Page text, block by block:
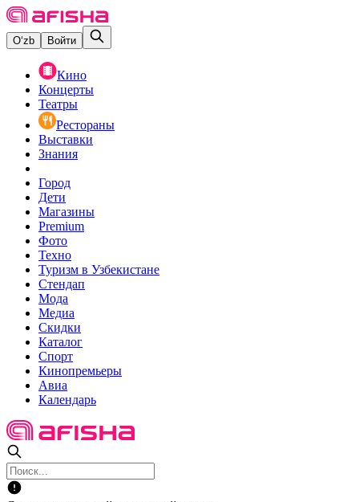
O‘zb Войти
Кино
Концерты
Театры
Рестораны
Выставки
Знания
Город
Дети
Магазины
Premium
Фото
Техно
Туризм в Узбекистане
Стендап
Мода
Медиа
Скидки
Каталог
Спорт
Кинопремьеры
Авиа
Календарь